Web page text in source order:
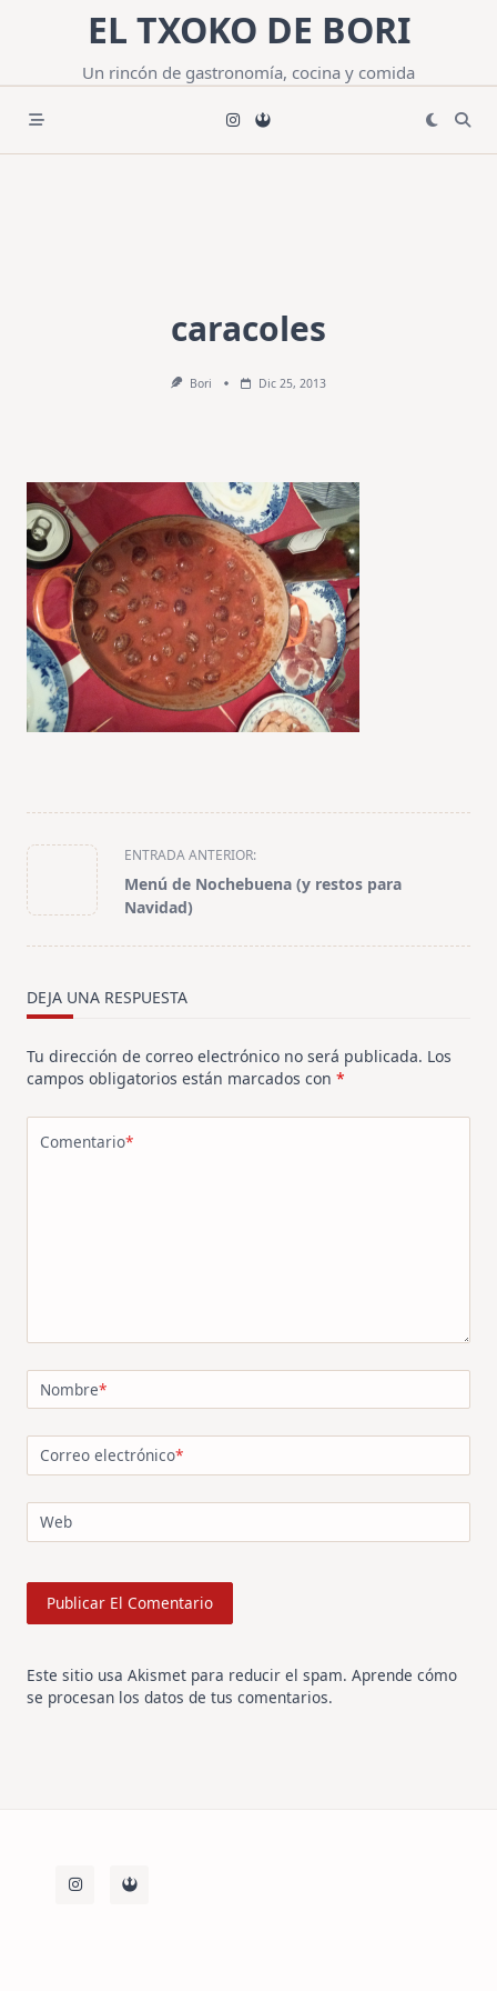
contenido
EL TXOKO DE BORI
Un rincón de gastronomía, cocina y comida
caracoles
Bori Dic 25, 2013
<span
class="nav-
subtitle
ENTRADA ANTERIOR:
Menú de Nochebuena (y restos para
Navidad)
DEJA UNA RESPUESTA
Tu dirección de correo electrónico no será publicada. Los
campos obligatorios están marcados con *
Comentario*
Nombre*
Correo electrónico*
Web
Este sitio usa Akismet para reducir el spam. Aprende cómo
se procesan los datos de tus comentarios.